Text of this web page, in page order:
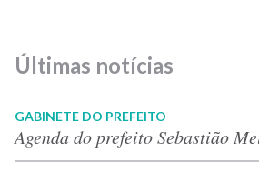
Últimas notícias
GABINETE DO PREFEITO
Agenda do prefeito Sebastião